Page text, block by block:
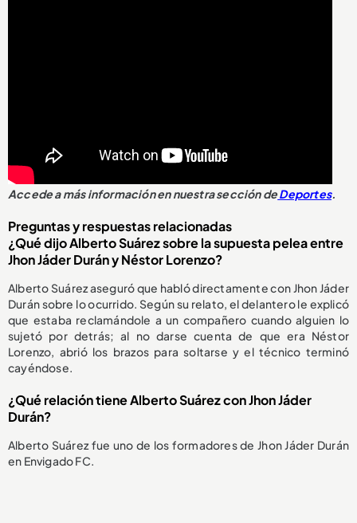
Accede a más información en nuestra sección deDeportes.
Preguntas y respuestas relacionadas
¿Qué dijo Alberto Suárez sobre la supuesta pelea entre
Jhon Jáder Durán y Néstor Lorenzo?
Alberto Suárez aseguró que habló directamente con Jhon Jáder
Durán sobre lo ocurrido. Según su relato, el delantero le explicó
que estaba reclamándole a un compañero cuando alguien lo
sujetó por detrás; al no darse cuenta de que era Néstor
Lorenzo, abrió los brazos para soltarse y el técnico terminó
cayéndose.
¿Qué relación tiene Alberto Suárez con Jhon Jáder
Durán?
Alberto Suárez fue uno de los formadores de Jhon Jáder Durán
en Envigado FC.